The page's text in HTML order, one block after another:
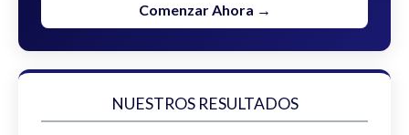
Comenzar Ahora →
NUESTROS RESULTADOS